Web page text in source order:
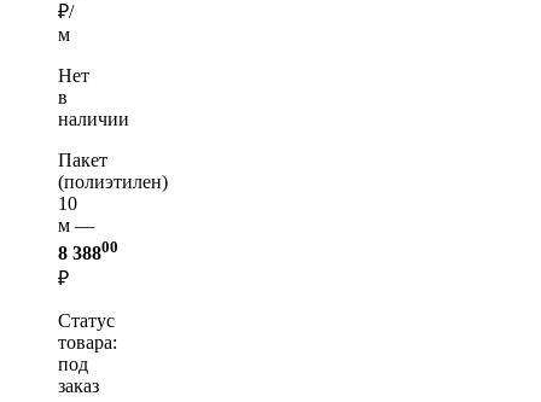
₽/
м
Нет
в
наличии
Пакет
(полиэтилен)
10
м —
8 38800
₽
Статус
товара:
под
заказ